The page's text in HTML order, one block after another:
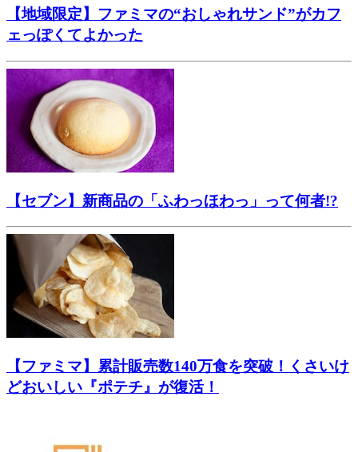
【地域限定】ファミマの“おしゃれサンド”がカフ
ェっぽくてよかった
【セブン】新商品の「ふわっほわっ」って何者!?
【ファミマ】累計販売数140万食を突破！くさいけ
どおいしい『ポテチ』が復活！